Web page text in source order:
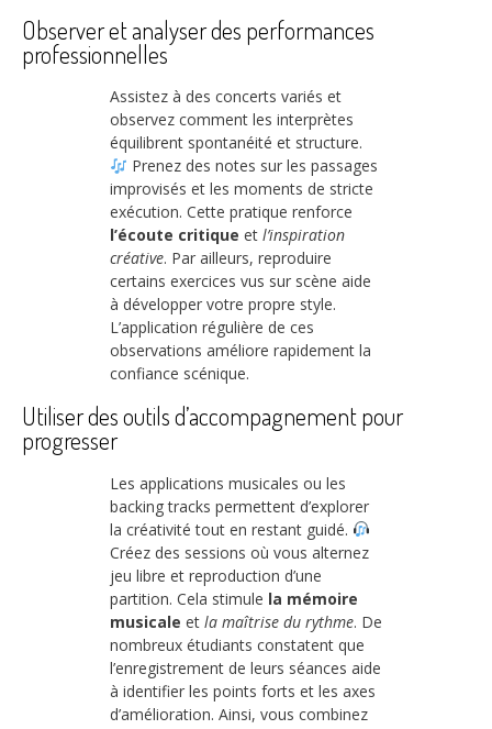
Observer et analyser des performances
professionnelles
Assistez à des concerts variés et
observez comment les interprètes
équilibrent spontanéité et structure.
Prenez des notes sur les passages
improvisés et les moments de stricte
exécution. Cette pratique renforce
l’écoute critique et l’inspiration
créative. Par ailleurs, reproduire
certains exercices vus sur scène aide
à développer votre propre style.
L’application régulière de ces
observations améliore rapidement la
confiance scénique.
Utiliser des outils d’accompagnement pour
progresser
Les applications musicales ou les
backing tracks permettent d’explorer
la créativité tout en restant guidé.
Créez des sessions où vous alternez
jeu libre et reproduction d’une
partition. Cela stimule la mémoire
musicale et la maîtrise du rythme. De
nombreux étudiants constatent que
l’enregistrement de leurs séances aide
à identifier les points forts et les axes
d’amélioration. Ainsi, vous combinez